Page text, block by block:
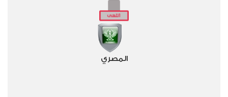
المصري